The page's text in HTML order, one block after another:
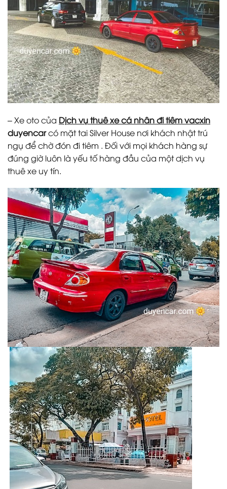
– Xe oto của Dịch vụ thuê xe cá nhân đi tiêm vacxin
duyencarcó mặt tai Silver House nơi khách nhật trú
ngụ để chờ đón đi tiêm . Đối với mọi khách hàng sự
đúng giờ luôn là yếu tố hàng đầu của một dịch vụ
thuê xe uy tín.